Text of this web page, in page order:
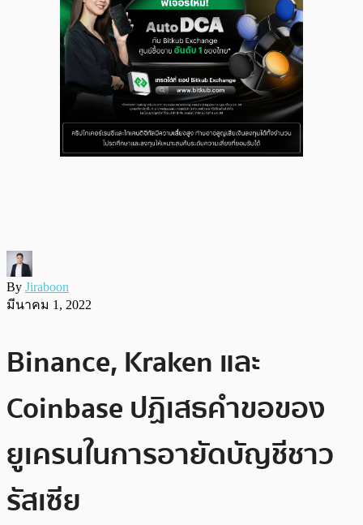
By Jiraboon
มีนาคม 1, 2022
Binance, Kraken และ
Coinbase ปฏิเสธคำขอของ
ยูเครนในการอายัดบัญชีชาว
รัสเซีย